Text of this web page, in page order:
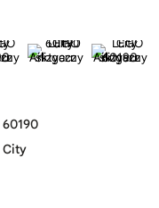
60190
City